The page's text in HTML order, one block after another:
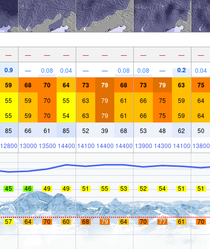
— — — — — — — — — — —
0.9 — 0.08 0.04 — — 0.08 0.08 — 0.2 0.04
59 68 70 64 73 79 68 73 79 63 75
55 59 70 55 63 79 61 66 75 59 64
55 59 70 54 63 79 61 66 75 59 64
85 66 61 85 52 39 68 53 48 62 50
12800 13000 13500 14400 14100 14400 14400 13900 14300 14100 13800
45 46 49 49 51 55 53 52 54 51 51
57 64 70 60 68 79 64 70 77 61 70